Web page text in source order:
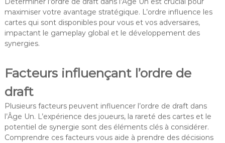
maximiser votre avantage stratégique. L’ordre influence les
cartes qui sont disponibles pour vous et vos adversaires,
impactant le gameplay global et le développement des
synergies.
Facteurs influençant l’ordre de
draft
Plusieurs facteurs peuvent influencer l’ordre de draft dans
l’Âge Un. L’expérience des joueurs, la rareté des cartes et le
potentiel de synergie sont des éléments clés à considérer.
Comprendre ces facteurs vous aide à prendre des décisions